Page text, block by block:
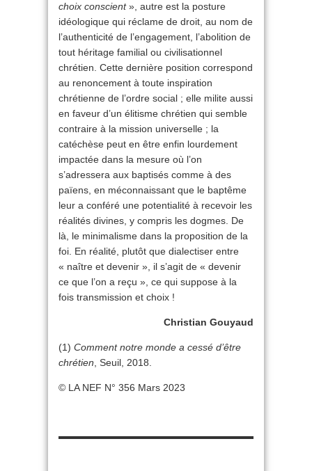
choix conscient», autre est la posture
idéologique qui réclame de droit, au nom de
l’authenticité de l’engagement, l’abolition de
tout héritage familial ou civilisationnel
chrétien. Cette dernière position correspond
au renoncement à toute inspiration
chrétienne de l’ordre social ; elle milite aussi
en faveur d’un élitisme chrétien qui semble
contraire à la mission universelle ; la
catéchèse peut en être enfin lourdement
impactée dans la mesure où l’on
s’adressera aux baptisés comme à des
païens, en méconnaissant que le baptême
leur a conféré une potentialité à recevoir les
réalités divines, y compris les dogmes. De
là, le minimalisme dans la proposition de la
foi. En réalité, plutôt que dialectiser entre
« naître et devenir », il s’agit de « devenir
ce que l’on a reçu », ce qui suppose à la
fois transmission et choix !
Christian Gouyaud
(1) Comment notre monde a cessé d’être
chrétien , Seuil, 2018.
© LA NEF N° 356 Mars 2023